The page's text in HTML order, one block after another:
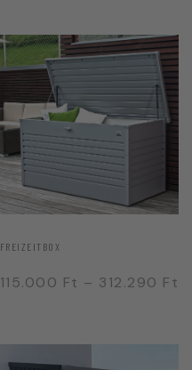
FREIZEITBOX
115.000 Ft – 312.290 Ft